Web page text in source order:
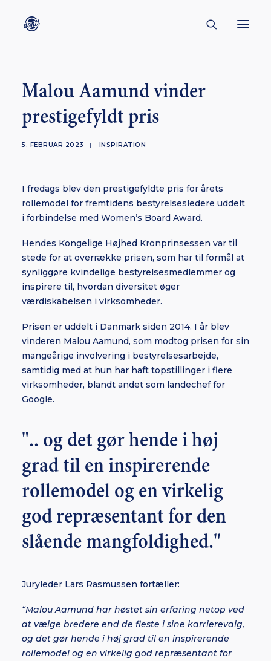
ENGLISH
CREATORS
INSPIRATION
SUBSCRIBE
Malou Aamund vinder
prestigefyldt pris
5. FEBRUAR 2023 | INSPIRATION
I fredags blev den prestigefyldte pris for årets
rollemodel for fremtidens bestyrelsesledere uddelt
i forbindelse med Women’s Board Award.
Hendes Kongelige Højhed Kronprinsessen var til
stede for at overrække prisen, som har til formål at
synliggøre kvindelige bestyrelsesmedlemmer og
inspirere til, hvordan diversitet øger
værdiskabelsen i virksomheder.
Prisen er uddelt i Danmark siden 2014. I år blev
vinderen Malou Aamund, som modtog prisen for sin
mangeårige involvering i bestyrelsesarbejde,
samtidig med at hun har haft topstillinger i flere
virksomheder, blandt andet som landechef for
Google.
".. og det gør hende i høj
grad til en inspirerende
rollemodel og en virkelig
god repræsentant for den
slående mangfoldighed."
Juryleder Lars Rasmussen fortæller:
“Malou Aamund har høstet sin erfaring netop ved
at vælge bredere end de fleste i sine karrierevalg,
og det gør hende i høj grad til en inspirerende
rollemodel og en virkelig god repræsentant for